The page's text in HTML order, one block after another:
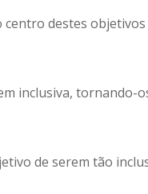
destes objetivos
inclusiva, tornando-
de serem tão